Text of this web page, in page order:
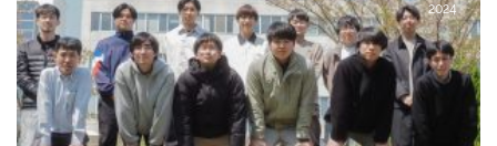
2024